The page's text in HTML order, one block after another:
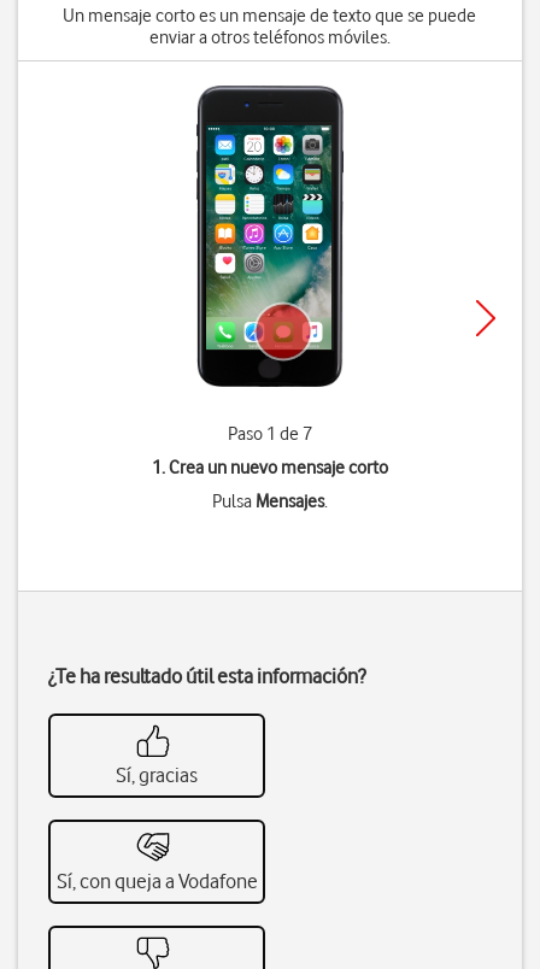
Un mensaje corto es un mensaje de texto que se puede
enviar a otros teléfonos móviles.
Paso 1 de 7
1. Crea un nuevo mensaje corto
Pulsa Mensajes.
¿Te ha resultado útil esta información?
Sí, gracias
Sí, con queja a Vodafone